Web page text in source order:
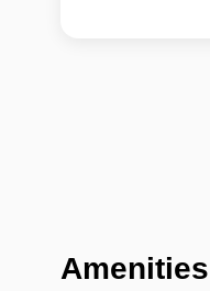
Amenities